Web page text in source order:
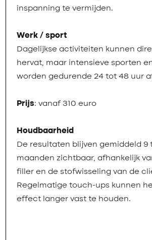
inspanning te vermijden.
Werk / sport
Dagelijkse activiteiten kunnen
hervat, maar intensieve sporten en
worden gedurende 24 tot 48 uur
Prijs: vanaf 310 euro
Houdbaarheid
De resultaten blijven gemiddeld 9
maanden zichtbaar, afhankelijk
filler en de stofwisseling van de
Regelmatige touch-ups kunnen
effect langer vast te houden.